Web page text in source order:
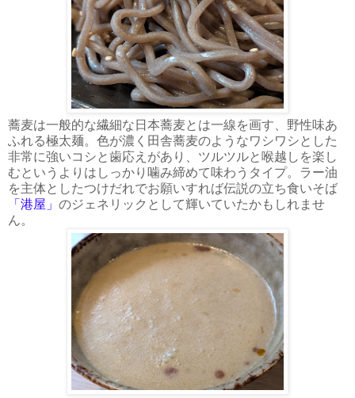
蕎麦は一般的な繊細な日本蕎麦とは一線を画す、野性味あ
ふれる極太麺。色が濃く田舎蕎麦のようなワシワシとした
非常に強いコシと歯応えがあり、ツルツルと喉越しを楽し
むというよりはしっかり噛み締めて味わうタイプ。ラー油
を主体としたつけだれでお願いすれば伝説の立ち食いそば
「港屋」 のジェネリックとして輝いていたかもしれませ
ん。